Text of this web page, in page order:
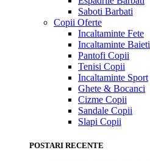
Saboti Barbati
Copii Oferte
Incaltaminte Fete
Incaltaminte Baieti
Pantofi Copii
Tenisi Copii
Incaltaminte Sport
Ghete & Bocanci
Cizme Copii
Sandale Copii
Slapi Copii
POSTARI RECENTE